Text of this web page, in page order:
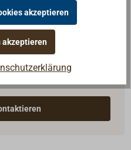
Fragen und geben die
akzeptieren
akzeptieren